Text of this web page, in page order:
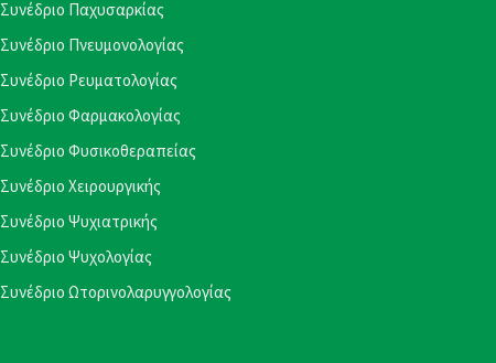
Συνέδριο Παχυσαρκίας
Συνέδριο Πνευμονολογίας
Συνέδριο Ρευματολογίας
Συνέδριο Φαρμακολογίας
Συνέδριο Φυσικοθεραπείας
Συνέδριο Χειρουργικής
Συνέδριο Ψυχιατρικής
Συνέδριο Ψυχολογίας
Συνέδριο Ωτορινολαρυγγολογίας